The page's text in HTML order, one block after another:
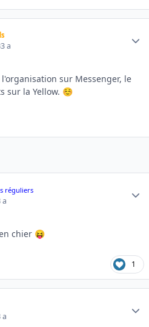
3 a
sur Messenger, le
sur la Yellow. ☺️
réguliers
a
chier 😝
1
a